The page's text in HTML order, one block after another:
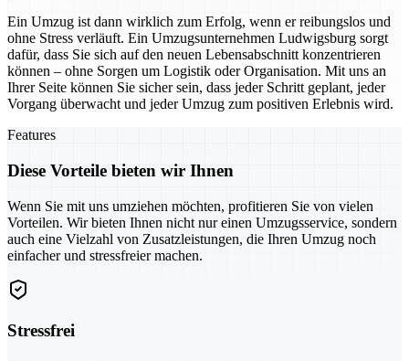
Ein Umzug ist dann wirklich zum Erfolg, wenn er reibungslos und
ohne Stress verläuft. Ein Umzugsunternehmen Ludwigsburg sorgt
dafür, dass Sie sich auf den neuen Lebensabschnitt konzentrieren
können – ohne Sorgen um Logistik oder Organisation. Mit uns an
Ihrer Seite können Sie sicher sein, dass jeder Schritt geplant, jeder
Vorgang überwacht und jeder Umzug zum positiven Erlebnis wird.
Features
Diese Vorteile bieten wir Ihnen
Wenn Sie mit uns umziehen möchten, profitieren Sie von vielen
Vorteilen. Wir bieten Ihnen nicht nur einen Umzugsservice, sondern
auch eine Vielzahl von Zusatzleistungen, die Ihren Umzug noch
einfacher und stressfreier machen.
Stressfrei